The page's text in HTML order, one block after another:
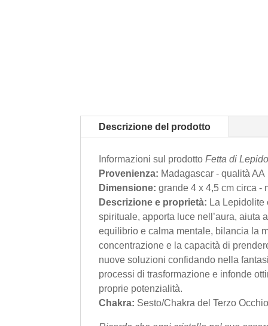
Descrizione del prodotto
Informazioni sul prodottoFetta di
Provenienza: Madagascar - qualità AA
Dimensione: grande 4 x 4,5 cm circa -
Descrizione e proprietà: La Lepidolite
spirituale, apporta luce nell’aura, aiuta
equilibrio e calma mentale, bilancia la
concentrazione e la capacità di
nuove soluzioni confidando nella
processi di trasformazione e infonde
proprie potenzialità.
Chakra: Sesto/Chakra del Terzo